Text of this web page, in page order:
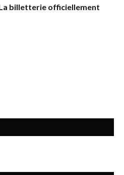
billetterie officiellement